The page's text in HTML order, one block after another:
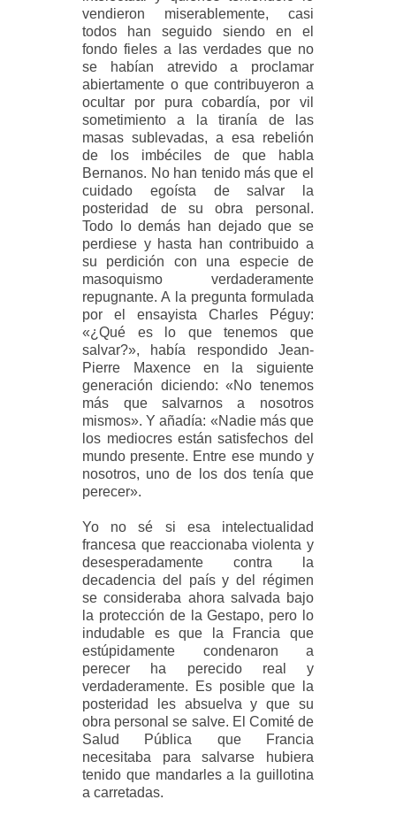
vendieron miserablemente, casi
todos han seguido siendo en el
fondo fieles a las verdades que no
se habían atrevido a proclamar
abiertamente o que contribuyeron a
ocultar por pura cobardía, por vil
sometimiento a la tiranía de las
masas sublevadas, a esa rebelión
de los imbéciles de que habla
Bernanos. No han tenido más que el
cuidado egoísta de salvar la
posteridad de su obra personal.
Todo lo demás han dejado que se
perdiese y hasta han contribuido a
su perdición con una especie de
masoquismo verdaderamente
repugnante. A la pregunta formulada
por el ensayista Charles Péguy:
«¿Qué es lo que tenemos que
salvar?», había respondido Jean-
Pierre Maxence en la siguiente
generación diciendo: «No tenemos
más que salvarnos a nosotros
mismos». Y añadía: «Nadie más que
los mediocres están satisfechos del
mundo presente. Entre ese mundo y
nosotros, uno de los dos tenía que
perecer».
Yo no sé si esa intelectualidad
francesa que reaccionaba violenta y
desesperadamente contra la
decadencia del país y del régimen
se consideraba ahora salvada bajo
la protección de la Gestapo, pero lo
indudable es que la Francia que
estúpidamente condenaron a
perecer ha perecido real y
verdaderamente. Es posible que la
posteridad les absuelva y que su
obra personal se salve. El Comité de
Salud Pública que Francia
necesitaba para salvarse hubiera
tenido que mandarles a la guillotina
a carretadas.